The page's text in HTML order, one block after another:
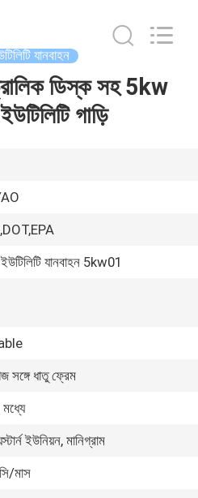
যানবাহন
ডিস্ক সহ 5kw
গাড়ি
যানবাহন 5kw01
সঙ্গে ধাতু ফ্রেম
মধ্যে
ইউনিয়ন, মানিগ্রাম
মাস